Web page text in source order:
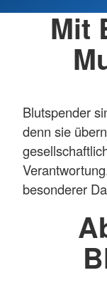
Mit
Blutspender
denn sie
besonderer